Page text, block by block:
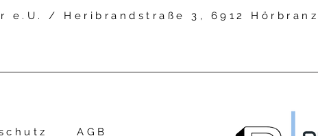
e.U. / Heribrandstraße 3 , 6912 Hörbranz
AGB